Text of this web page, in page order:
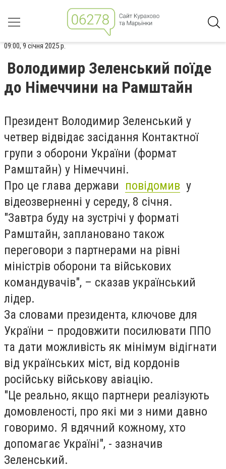
09:00, 9 січня 2025 р.
Володимир Зеленський поїде
до Німеччини на Рамштайн
Президент Володимир Зеленський у
четвер відвідає засідання Контактної
групи з оборони України (формат
Рамштайн) у Німеччині.
Про це глава держави повідомив у
відеозверненні у середу, 8 січня.
"Завтра буду на зустрічі у форматі
Рамштайн, заплановано також
переговори з партнерами на рівні
міністрів оборони та військових
командувачів", – сказав український
лідер.
За словами президента, ключове для
України – продовжити посилювати ППО
та дати можливість як мінімум відігнати
від українських міст, від кордонів
російську військову авіацію.
"Це реально, якщо партнери реалізують
домовленості, про які ми з ними давно
говоримо. Я вдячний кожному, хто
допомагає Україні", - зазначив
Зеленський.